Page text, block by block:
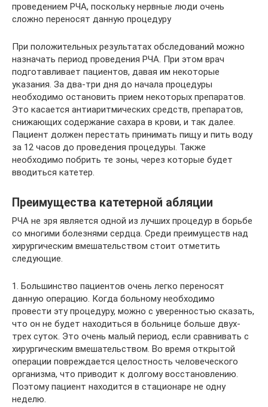
проведением РЧА, поскольку нервные люди очень
сложно переносят данную процедуру
При положительных результатах обследований можно
назначать период проведения РЧА. При этом врач
подготавливает пациентов, давая им некоторые
указания. За два-три дня до начала процедуры
необходимо остановить прием некоторых препаратов.
Это касается антиаритмических средств, препаратов,
снижающих содержание сахара в крови, и так далее.
Пациент должен перестать принимать пищу и пить воду
за 12 часов до проведения процедуры. Также
необходимо побрить те зоны, через которые будет
вводиться катетер.
Преимущества катетерной абляции
РЧА не зря является одной из лучших процедур в борьбе
со многими болезнями сердца. Среди преимуществ над
хирургическим вмешательством стоит отметить
следующие.
1. Большинство пациентов очень легко переносят
данную операцию. Когда больному необходимо
провести эту процедуру, можно с уверенностью сказать,
что он не будет находиться в больнице больше двух-
трех суток. Это очень малый период, если сравнивать с
хирургическим вмешательством. Во время открытой
операции повреждается целостность человеческого
организма, что приводит к долгому восстановлению.
Поэтому пациент находится в стационаре не одну
неделю.